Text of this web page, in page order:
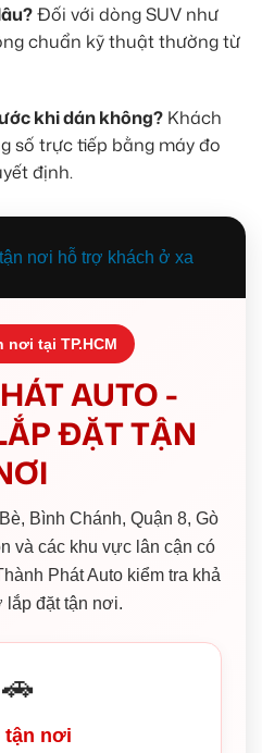
Đối với dòng SUV như
chuẩn kỹ thuật thường từ
khi dán không? Khách
số trực tiếp bằng máy đo
định.
nơi tại TP.HCM
AUTO -
ĐẶT TẬN
Bình Chánh, Quận 8, Gò
và các khu vực lân cận có
Phát Auto kiểm tra khả
lắp đặt tận nơi.
🚗
tận nơi